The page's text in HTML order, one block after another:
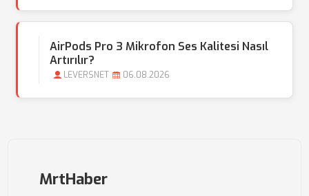
AirPods Pro 3 Mikrofon Ses Kalitesi Nasıl
Artırılır?
LEVERSNET 06.08.2026
MrtHaber